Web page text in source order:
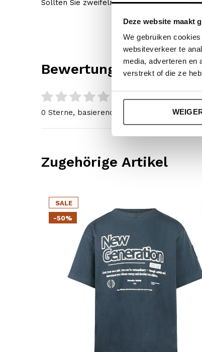
Deze website maakt
We gebruiken
websiteverkeer te
media, adverteren en
verstrekt of die ze
Sollten Sie zweifeln, klicken Siehierfür
Bewertungen
0/ 5
0 Sterne, basierend auf 0 Bewertungen
Zugehörige Artikel
SALE
-50%